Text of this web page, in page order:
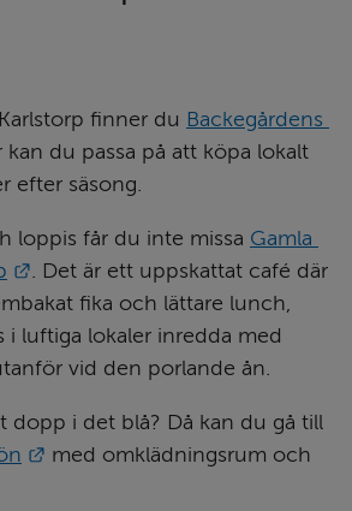
finner du Backegårdens
till annan webbplats.
kan du passa på att köpa lokalt
efter säsong.
loppis får du inte missa Gamla
Länk till annan webbplats.
. Det är ett uppskattat café där
fika och lättare lunch,
luftiga lokaler inredda med
vid den porlande ån.
Länk till annan webbplats.
med omklädningsrum och